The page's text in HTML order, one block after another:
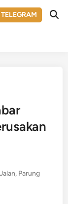
TELEGRAM
, Parung